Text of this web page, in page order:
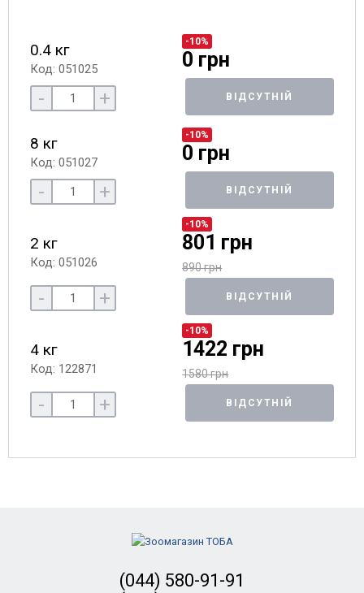
0.4 кг
Код: 051025
-10%
0 грн
- + ВІДСУТНІЙ
8 кг
Код: 051027
-10%
0 грн
- + ВІДСУТНІЙ
2 кг
Код: 051026
-10%
801 грн
890 грн
- + ВІДСУТНІЙ
4 кг
Код: 122871
-10%
1422 грн
1580 грн
- + ВІДСУТНІЙ
(044) 580-91-91